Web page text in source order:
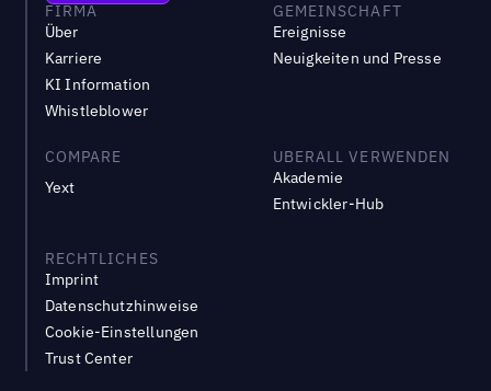
FIRMA
Über
Karriere
KI Information
Whistleblower
GEMEINSCHAFT
Ereignisse
Neuigkeiten und Presse
COMPARE
Yext
UBERALL VERWENDEN
Akademie
Entwickler-Hub
RECHTLICHES
Imprint
Datenschutzhinweise
Cookie-Einstellungen
Trust Center